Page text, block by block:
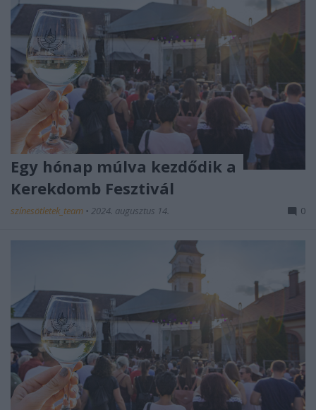
Egy hónap múlva kezdődik a
Kerekdomb Fesztivál
színesötletek_team • 2024. augusztus 14. 0